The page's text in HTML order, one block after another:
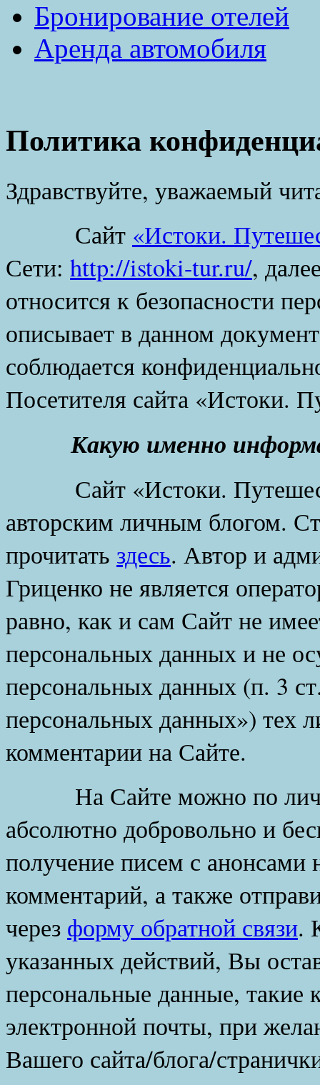
Бронирование отелей
Аренда автомобиля
Политика
Здравствуйте, уважаемый
Сайт «Истоки.
Сети: http://istoki-tur.ru/,
относится к безопасности
описывает в данном
соблюдается
Посетителя сайта «Истоки.
Какую именно
Сайт «Истоки.
авторским личным блогом.
прочитать здесь. Автор и
Гриценко не является
равно, как и сам Сайт не
персональных данных и не
персональных данных (п. 3
персональных данных») тех
комментарии на Сайте.
На Сайте можно по
абсолютно добровольно и
получение писем с анонсами
комментарий, а также
через форму обратной связи.
указанных действий, Вы
персональные данные, такие
электронной почты, при
Вашего сайта/блога/